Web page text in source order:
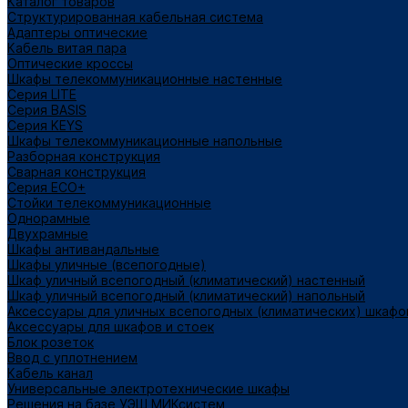
Структурированная кабельная система
Адаптеры оптические
Кабель витая пара
Оптические кроссы
Шкафы телекоммуникационные настенные
Cерия LITE
Cерия BASIS
Cерия KEYS
Шкафы телекоммуникационные напольные
Разборная конструкция
Сварная конструкция
Серия ECO+
Стойки телекоммуникационные
Однорамные
Двухрамные
Шкафы антивандальные
Шкафы уличные (всепогодные)
Шкаф уличный всепогодный (климатический) настенный
Шкаф уличный всепогодный (климатический) напольный
Аксессуары для уличных всепогодных (климатических)
Аксессуары для шкафов и стоек
Блок розеток
Ввод с уплотнением
Кабель канал
Универсальные электротехнические шкафы
Решения на базе УЭШ МИКсистем